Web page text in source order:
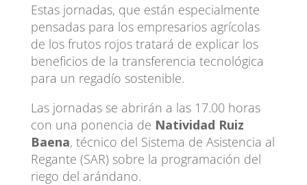
Estas jornadas, que están especialmente
pensadas para los empresarios agrícolas
de los frutos rojos tratará de explicar los
beneficios de la transferencia tecnológica
para un regadío sostenible.
Las jornadas se abrirán a las 17.00 horas
con una ponencia de Natividad Ruiz
Baena, técnico del Sistema de Asistencia al
Regante (SAR) sobre la programación del
riego del arándano.